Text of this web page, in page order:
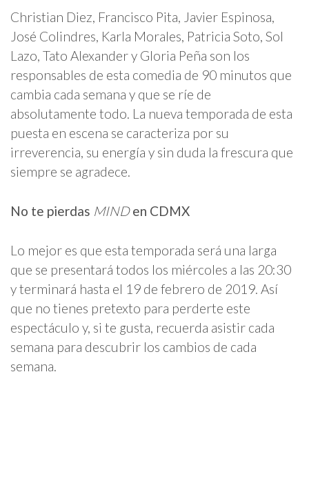
Christian Diez, Francisco Pita, Javier Espinosa,
José Colindres, Karla Morales, Patricia Soto, Sol
Lazo, Tato Alexander y Gloria Peña son los
responsables de esta comedia de 90 minutos que
cambia cada semana y que se ríe de
absolutamente todo. La nueva temporada de esta
puesta en escena se caracteriza por su
irreverencia, su energía y sin duda la frescura que
siempre se agradece.
No te pierdas MINDen CDMX
Lo mejor es que esta temporada será una larga
que se presentará todos los miércoles a las 20:30
y terminará hasta el 19 de febrero de 2019. Así
que no tienes pretexto para perderte este
espectáculo y, si te gusta, recuerda asistir cada
semana para descubrir los cambios de cada
semana.